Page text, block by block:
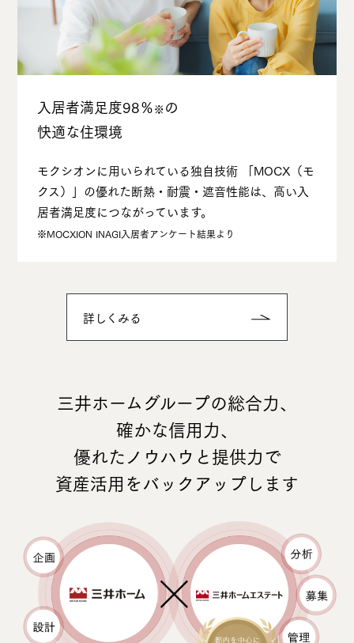
⼊居者満⾜度98％※の
快適な住環境
モクシオンに⽤いられている独⾃技術 「MOCX（モ
クス）」の優れた断熱・耐震・遮⾳性能は、⾼い⼊
居者満⾜度につながっています。
※MOCXION INAGI⼊居者アンケート結果より
詳しくみる
三井ホームグループの総合力、
確かな信用力、
優れたノウハウと提供力で
資産活用をバックアップします